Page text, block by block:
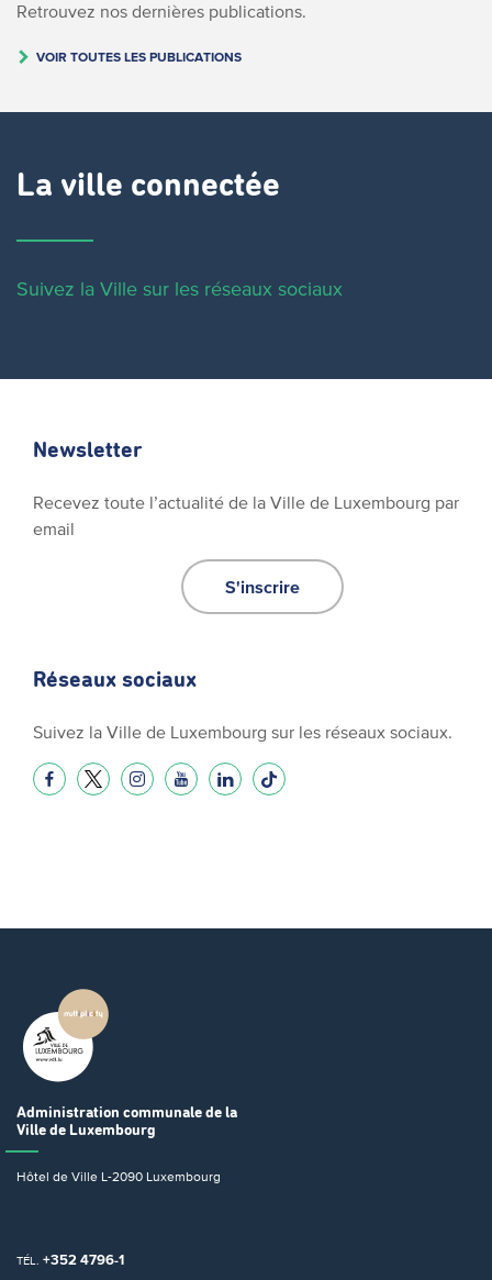
Retrouvez nos dernières publications.
VOIR TOUTES LES PUBLICATIONS
La ville connectée
Suivez la Ville sur les réseaux sociaux
Newsletter
Recevez toute l’actualité de la Ville de Luxembourg par
email
S'inscrire
Réseaux sociaux
Suivez la Ville de Luxembourg sur les réseaux sociaux.
Administration communale de la
Ville de Luxembourg
Hôtel de Ville L-2090 Luxembourg
TÉL. +352 4796-1